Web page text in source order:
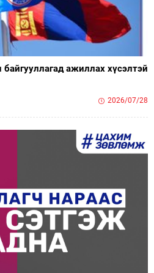
ажиллах хүсэлтэй
2026/07/28